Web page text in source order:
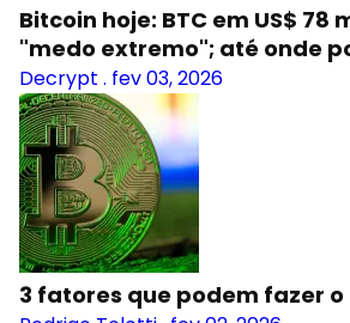
Bitcoin hoje: BTC em US$ 78
"medo extremo"; até onde
Decrypt . fev 03, 2026
3 fatores que podem fazer o